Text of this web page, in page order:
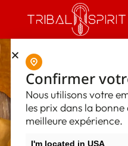
Cuir
«
Moose
Confirmer
Nous utilisons votre
les prix dans la
meilleure expérience.
I'm located in USA